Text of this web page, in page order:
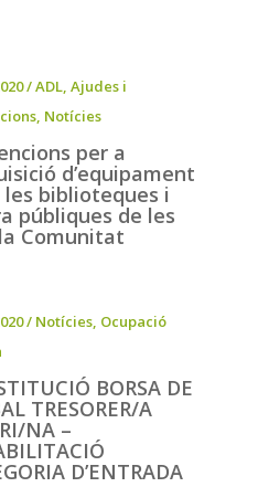
/ADL, Ajudes i
, Notícies
per a
d’equipament
les biblioteques i
públiques de les
Comunitat
/ Notícies, Ocupació
BORSA DE
TRESORER/A
NA –
D’ENTRADA